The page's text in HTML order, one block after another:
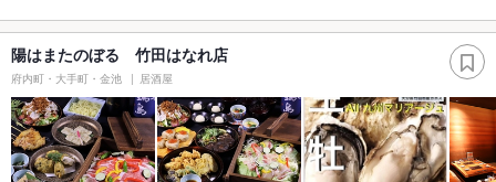
陽はまたのぼる 竹田はなれ店
府内町・大手町・金池 居酒屋